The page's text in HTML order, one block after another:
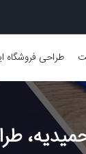
طراحی فروشگاه